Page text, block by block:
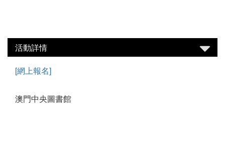
活動詳情
[網上報名]
澳門中央圖書館